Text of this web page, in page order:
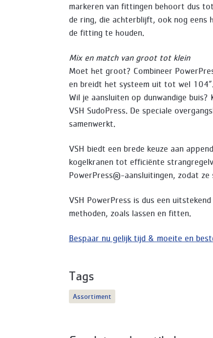
markeren van fittingen behoort dus
de ring, die achterblijft, ook nog eens
de fitting te houden.
Mix en match van groot tot klein
Moet het groot? Combineer
en breidt het systeem uit tot wel 104”.
Wil je aansluiten op dunwandige
VSH SudoPress. De speciale
samenwerkt.
VSH biedt een brede keuze aan
kogelkranen tot efficiënte
PowerPress®-aansluitingen, zodat ze
VSH PowerPress is dus een
methoden, zoals lassen en fitten.
Bespaar nu gelijk tijd & moeite en
Tags
Assortiment